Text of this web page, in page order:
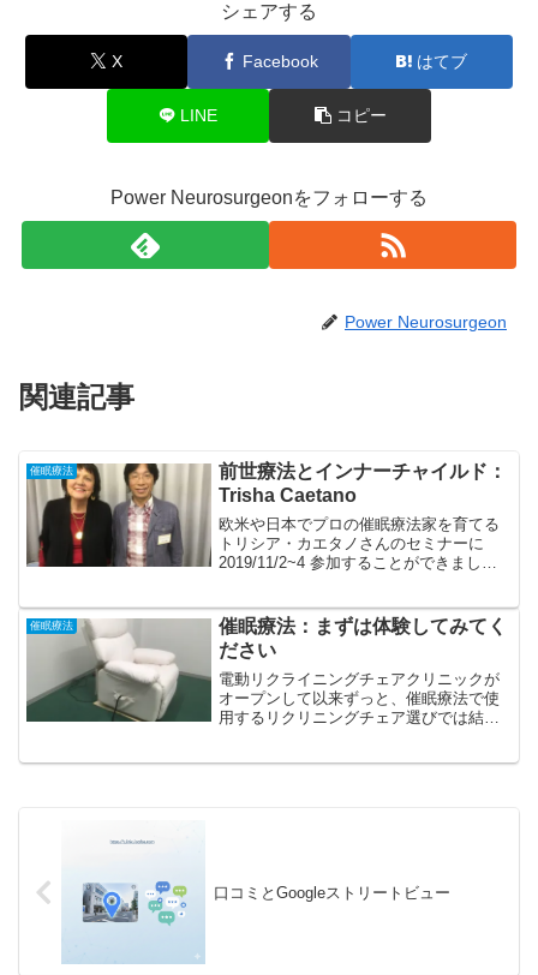
シェアする
X Facebook はてブ
LINE コピー
Power Neurosurgeonをフォローする
Power Neurosurgeon
関連記事
催眠療法
前世療法とインナーチャイルド：
Trisha Caetano
欧米や日本でプロの催眠療法家を育てる
トリシア・カエタノさんのセミナーに
2019/11/2~4 参加することができまし
縁をいただき、とても勉強になりまし
た。著書の「前世療...
催眠療法
催眠療法：まずは体験してみてく
ださい
電動リクライニングチェアクリニックが
オープンして以来ずっと、催眠療法で使
用するリクリニングチェア選びでは結
口コミとGoogleストリートビュー